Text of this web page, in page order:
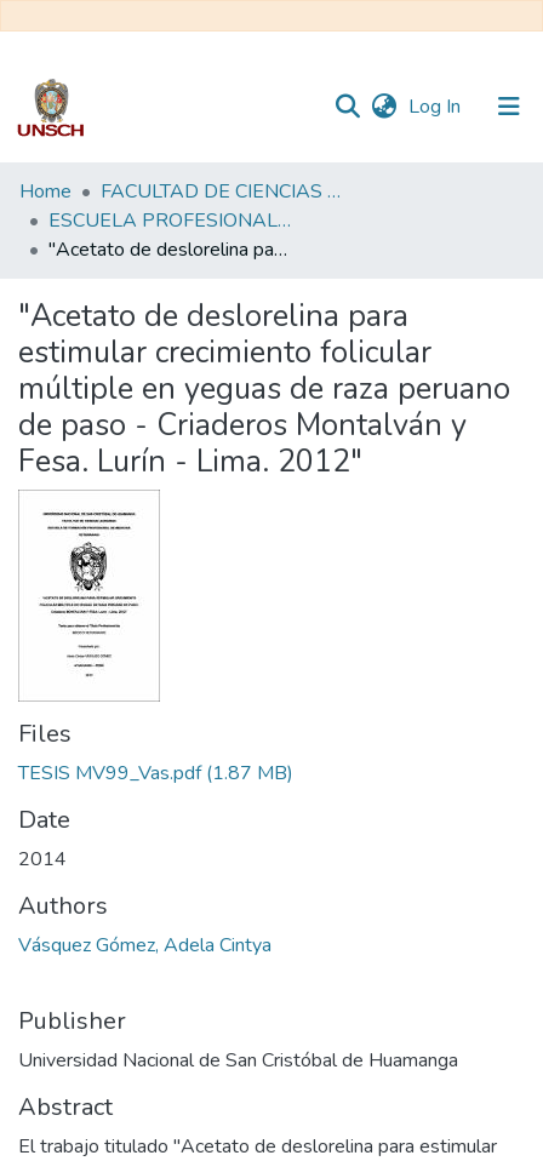
Log In (current)
Communities
&
Collections
Statistics
Home
FACULTAD DE CIENCIAS AGRARIAS
ESCUELA PROFESIONAL DE MEDICINA VETERINARIA
"Acetato de deslorelina para estimular crecimiento folicular múltiple en yeguas de raza peruano de paso - Criaderos Montalván y Fesa. Lurín - Lima. 2012"
"Acetato de deslorelina para
estimular crecimiento folicular
múltiple en yeguas de raza peruano
de paso - Criaderos Montalván y
Fesa. Lurín - Lima. 2012"
Files
TESIS MV99_Vas.pdf(1.87 MB)
Date
2014
Authors
Vásquez Gómez, Adela Cintya
Publisher
Universidad Nacional de San Cristóbal de Huamanga
Abstract
El trabajo titulado "Acetato de deslorelina para estimular